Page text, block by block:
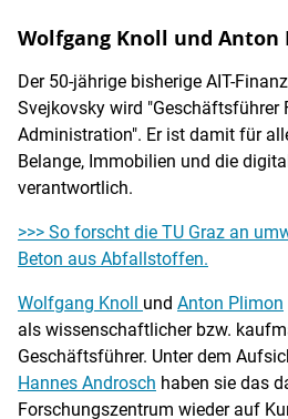
Wolfgang Knoll und Anton
Der 50-jährige bisherige AIT-
Svejkovsky wird "Geschäftsführer
Administration". Er ist damit für
Belange, Immobilien und die
verantwortlich.
>>> So forscht die TU Graz an
Beton aus Abfallstoffen.
Wolfgang Knoll und Anton Plimon
als wissenschaftlicher bzw.
Geschäftsführer. Unter dem
Hannes Androsch haben sie das
Forschungszentrum wieder auf